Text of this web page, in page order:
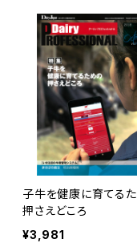
子牛を健康に育てる
押さえど
Dairy
ONAL Vol.12
¥3,981